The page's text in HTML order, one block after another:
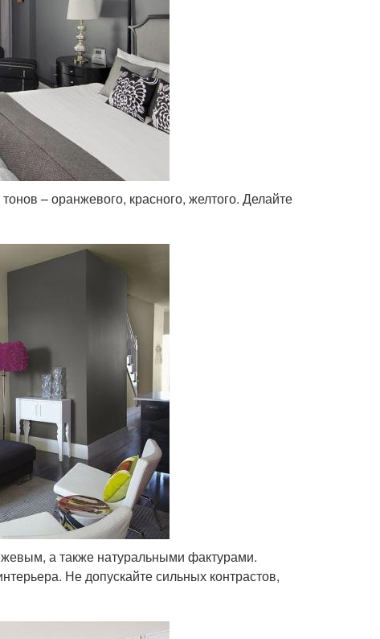
– оранжевого, красного, желтого. Делайте
а также натуральными фактурами.
Не допускайте сильных контрастов,